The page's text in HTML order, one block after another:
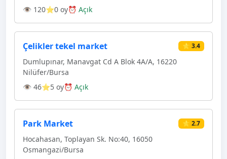
👁 120⭐0 oy⏰ Açık
Çelikler tekel market ⭐ 3.4
Dumlupınar, Manavgat Cd A Blok 4A/A, 16220
Ni̇lüfer/Bursa
👁 46⭐5 oy⏰ Açık
Park Market ⭐ 2.7
Hocahasan, Toplayan Sk. No:40, 16050
Osmangazi̇/Bursa